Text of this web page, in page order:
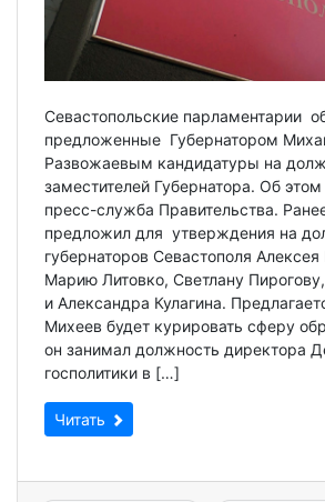
Севастопольские парламентарии
предложенные Губернатором
Развожаевым кандидатуры на
заместителей Губернатора. Об
пресс-служба Правительства.
предложил для утверждения на
губернаторов Севастополя
Марию Литовко, Светлану
и Александра Кулагина.
Михеев будет курировать сферу
он занимал должность директора
госполитики в […]
Читать